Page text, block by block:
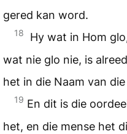
gered kan word.
18
Hy wat in Hom
wat nie glo nie, is
het in die Naam van
19 En dit is die
het, en die mense het